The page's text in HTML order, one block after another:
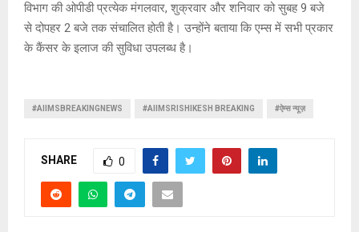
विभाग की ओपीडी प्रत्येक मंगलवार, शुक्रवार और शनिवार को सुबह 9 बजे
से दोपहर 2 बजे तक संचालित होती है। उन्होंने बताया कि एम्स में सभी प्रकार
के कैंसर के इलाज की सुविधा उपलब्ध है।
#AIIMSBREAKINGNEWS #AIIMSRISHIKESH BREAKING #ऐम्स न्यूज़
SHARE 0